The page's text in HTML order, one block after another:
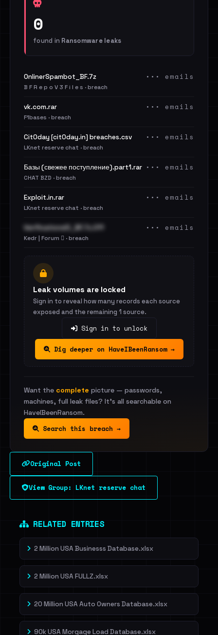
0
found in Ransomware leaks
OnlinerSpambot_BF.7z
B F R e p o V 3 F i l e s · breach
••• emails
vk.com.rar
F1bases · breach
••• emails
Cit0day [cit0day.in] breaches.csv
LKnet reserve chat · breach
••• emails
Базы (свежее поступление).part1.rar
CHAT BZD · breach
••• emails
Exploit.in.rar
LKnet reserve chat · breach
••• emails
VerificationsIO_BF.7z.011
Kedr | Forum 🪾 · breach
••• emails
Leak volumes are locked
Sign in to reveal how many records each source
exposed and the remaining 1 source.
Sign in to unlock
Dig deeper on HaveIBeenRansom →
Want the complete picture — passwords,
machines, full leak files? It's all searchable on
HaveIBeenRansom.
Search this breach →
Original Post
View Group: LKnet reserve chat
RELATED ENTRIES
2 Million USA Businesss Database.xlsx
2 Million USA FULLZ.xlsx
20 Million USA Auto Owners Database.xlsx
90k USA Morgage Load Database.xlsx